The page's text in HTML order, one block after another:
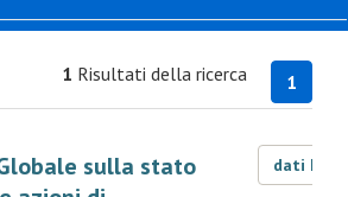
1
1 Risultati della ricerca
sulla stato
dati LOD